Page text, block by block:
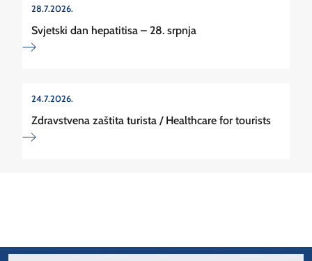
28.7.2026.
Svjetski dan hepatitisa – 28. srpnja
24.7.2026.
Zdravstvena zaštita turista / Healthcare for tourists